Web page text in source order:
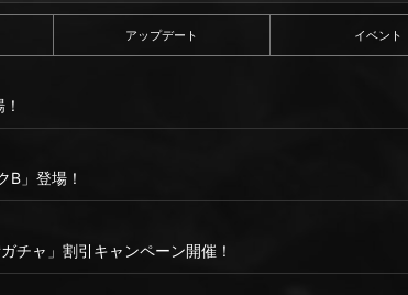
アップデート イベント
B」登場！
チャ」割引キャンペーン開催！